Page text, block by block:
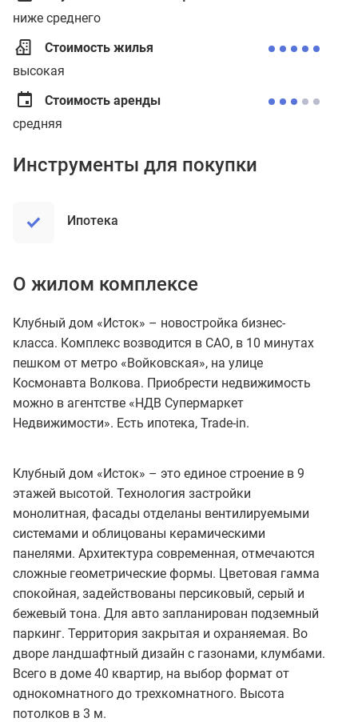
ниже среднего
Стоимость жилья
высокая
Стоимость аренды
средняя
Инструменты для покупки
ипотека
О жилом комплексе
Клубный дом «Исток» – новостройка бизнес-
класса. Комплекс возводится в САО, в 10 минутах
пешком от метро «Войковская», на улице
Космонавта Волкова. Приобрести недвижимость
можно в агентстве «НДВ Супермаркет
Недвижимости». Есть ипотека, Trade-in.
Клубный дом «Исток» – это единое строение в 9
этажей высотой. Технология застройки
монолитная, фасады отделаны вентилируемыми
системами и облицованы керамическими
панелями. Архитектура современная, отмечаются
сложные геометрические формы. Цветовая гамма
спокойная, задействованы персиковый, серый и
бежевый тона. Для авто запланирован подземный
паркинг. Территория закрытая и охраняемая. Во
дворе ландшафтный дизайн с газонами, клумбами.
Всего в доме 40 квартир, на выбор формат от
однокомнатного до трехкомнатного. Высота
потолков в 3 м.